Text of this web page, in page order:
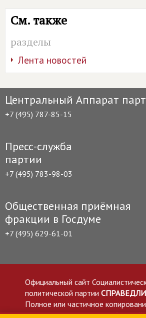
См. также
разделы
Лента новостей
Центральный Аппарат
+7 (495) 787-85-15
Пресс-служба
партии
+7 (495) 783-98-03
Общественная приёмная
фракции в Госдуме
+7 (495) 629-61-01
Официальный сайт
политической партии
Полное или частичное
приветствуется со ссылкой на